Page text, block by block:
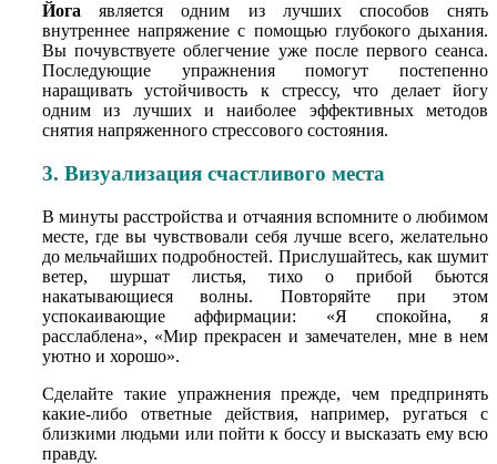
Йога является одним из лучших способов снять
внутреннее напряжение с помощью глубокого дыхания.
Вы почувствуете облегчение уже после первого сеанса.
Последующие упражнения помогут постепенно
наращивать устойчивость к стрессу, что делает йогу
одним из лучших и наиболее эффективных методов
снятия напряженного стрессового состояния.
3. Визуализация счастливого места
В минуты расстройства и отчаяния вспомните о любимом
месте, где вы чувствовали себя лучше всего, желательно
до мельчайших подробностей. Прислушайтесь, как шумит
ветер, шуршат листья, тихо о прибой бьются
накатывающиеся волны. Повторяйте при этом
успокаивающие аффирмации: «Я спокойна, я
расслаблена», «Мир прекрасен и замечателен, мне в нем
уютно и хорошо».
Сделайте такие упражнения прежде, чем предпринять
какие-либо ответные действия, например, ругаться с
близкими людьми или пойти к боссу и высказать ему всю
правду.